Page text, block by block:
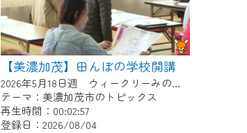
【美濃加茂】田んぼの学校開講
2026年5月18日週 ウィークリーみのかもにて放送
テーマ：美濃加茂市のトピックス
再生時間：00:02:57
登録日：2026/08/04